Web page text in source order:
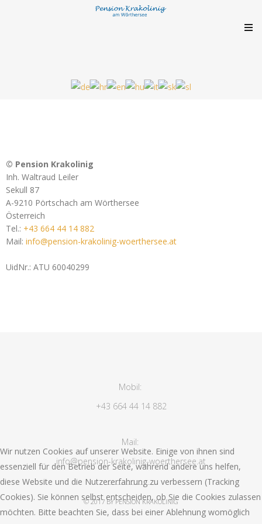
© Pension Krakolinig
Inh. Waltraud Leiler
Sekull 87
A-9210 Pörtschach am Wörthersee
Österreich
Tel.: +43 664 44 14 882
Mail: info@pension-krakolinig-woerthersee.at
UidNr.: ATU 60040299
Mobil:
+43 664 44 14 882
Mail:
info@pension-krakolinig-woerthersee.at
© 2017 BY PENSION KRAKOLINIG
Wir nutzen Cookies auf unserer Website. Einige von ihnen sind
essenziell für den Betrieb der Seite, während andere uns helfen,
diese Website und die Nutzererfahrung zu verbessern (Tracking
Cookies). Sie können selbst entscheiden, ob Sie die Cookies zulassen
möchten. Bitte beachten Sie, dass bei einer Ablehnung womöglich